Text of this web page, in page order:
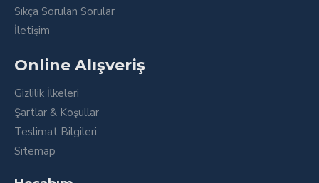
Sıkça Sorulan Sorular
İletişim
Online Alışveriş
Gizlilik İlkeleri
Şartlar & Koşullar
Teslimat Bilgileri
Sitemap